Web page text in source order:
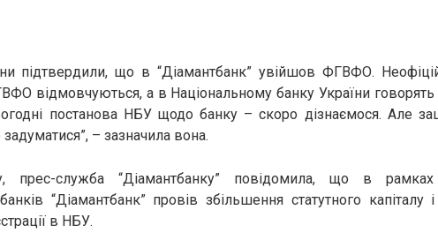
підтвердили, що в “Діамантбанк” увійшов ФГВФО.
відмовчуються, а в Національному банку України
постанова НБУ щодо банку – скоро дізнаємося. Але
– зазначила вона.
служба “Діамантбанку” повідомила, що в рамках
банків “Діамантбанк” провів збільшення статутного капіталу
в НБУ.